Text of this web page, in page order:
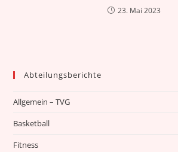
23. Mai 2023
Abteilungsberichte
Allgemein – TVG
Basketball
Fitness